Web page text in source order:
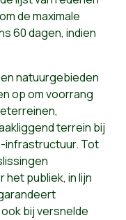
de maximale
60 dagen, indien
natuurgebieden
op om voorrang
terrein bij
infrastructuur. Tot
het publiek, in lijn
bij versnelde